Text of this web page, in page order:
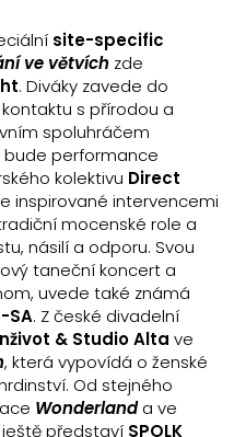
site-specific
ve větvích zde
. Diváky zavede do
s přírodou a
spoluhráčem
performance
kolektivu Direct
inspirované intervencemi
mocenské role a
násilí a odporu. Svou
taneční koncert a
uvede také známá
SA. Z české divadelní
& Studio Alta ve
, která vypovídá o ženské
Od stejného
Wonderlanda ve
představí SPOLK